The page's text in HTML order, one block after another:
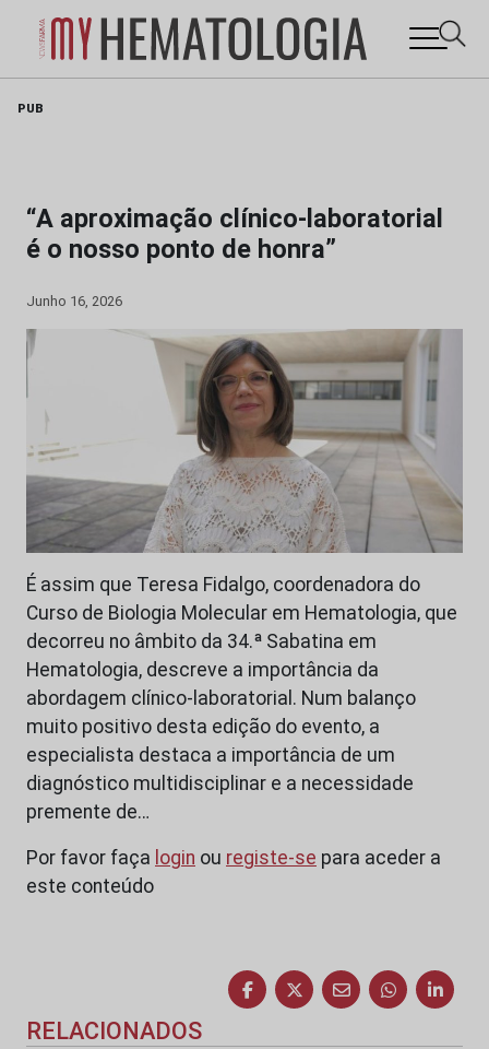
PUB
“A aproximação clínico-laboratorial
é o nosso ponto de honra”
Junho 16, 2026
É assim que Teresa Fidalgo, coordenadora do
Curso de Biologia Molecular em Hematologia, que
decorreu no âmbito da 34.ª Sabatina em
Hematologia, descreve a importância da
abordagem clínico-laboratorial. Num balanço
muito positivo desta edição do evento, a
especialista destaca a importância de um
diagnóstico multidisciplinar e a necessidade
premente de…
Por favor faça login ou registe-se para aceder a
este conteúdo
RELACIONADOS